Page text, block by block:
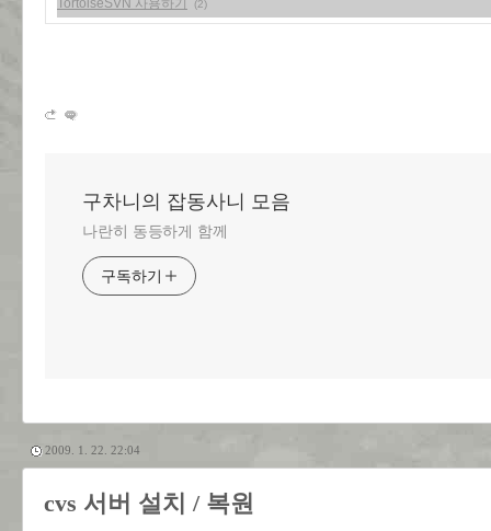
TortoiseSVN 사용하기
(2)
구차니의 잡동사니 모음
나란히 동등하게 함께
구독하기
2009. 1. 22. 22:04
cvs 서버 설치 / 복원